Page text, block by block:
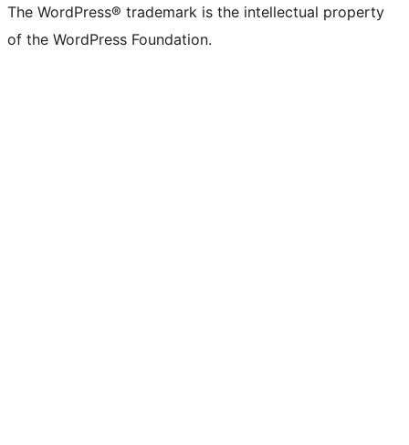
The WordPress® trademark is the intellectual property
of the WordPress Foundation.